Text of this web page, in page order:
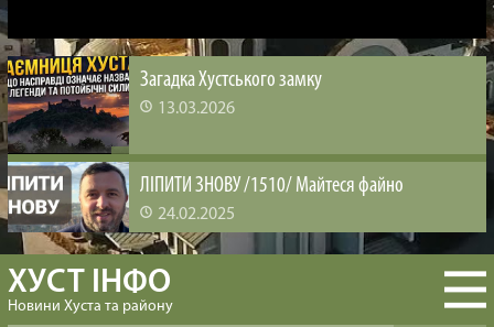
Загадка Хустського замку
13.03.2026
ЛІПИТИ ЗНОВУ /1510/ Майтеся файно
24.02.2025
ВИРОЩУВАННЯ ЛЮДЕЙ /1509/ Майтеся файно
ХУСТ ІНФО
Новини Хуста та району